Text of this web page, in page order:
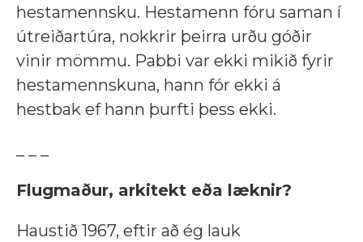
hestamennsku. Hestamenn fóru saman í
útreiðartúra, nokkrir þeirra urðu góðir
vinir mömmu. Pabbi var ekki mikið fyrir
hestamennskuna, hann fór ekki á
hestbak ef hann þurfti þess ekki.
Flugmaður, arkitekt eða læknir?
Haustið 1967, eftir að ég lauk